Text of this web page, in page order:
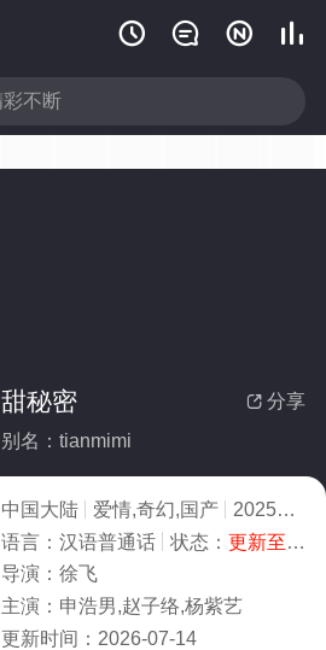
   
 分享
甜秘密
别名：tianmimi
中国大陆 爱情,奇幻,国产 2025
1.0
语言： 汉语普通话 状态： 更新至第24集
导演： 徐飞
主演： 申浩男,赵子络,杨紫艺
更新时间： 2026-07-14